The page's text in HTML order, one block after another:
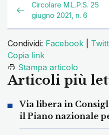
Circolare M.L.P.S. 25
giugno 2021, n. 6
Condividi: Facebook
Copia link
Stampa articolo
Articoli più
Via libera in
il Piano nazionale